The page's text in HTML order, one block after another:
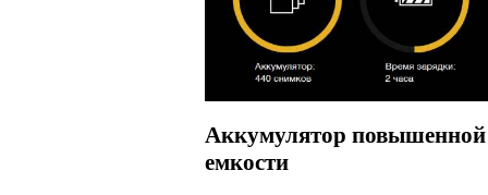
Аккумулятор повышенной
емкости